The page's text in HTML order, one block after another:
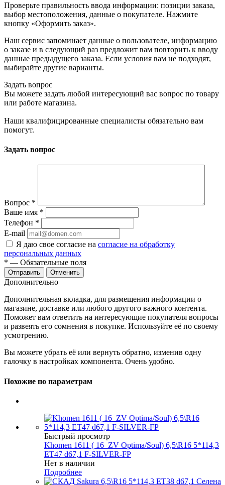
Проверьте правильность ввода информации: позиции заказа,
выбор местоположения, данные о покупателе. Нажмите
кнопку «Оформить заказ».
Наш сервис запоминает данные о пользователе, информацию
о заказе и в следующий раз предложит вам повторить к вводу
данные предыдущего заказа. Если условия вам не подходят,
выбирайте другие варианты.
Задать вопрос
Вы можете задать любой интересующий вас вопрос по товару
или работе магазина.
Наши квалифицированные специалисты обязательно вам
помогут.
Задать вопрос
Вопрос *
Ваше имя *
Телефон *
E-mail
Я даю свое согласие на согласие на обработку
персональных данных
* — Обязательные поля
Отменить
Дополнительно
Дополнительная вкладка, для размещения информации о
магазине, доставке или любого другого важного контента.
Поможет вам ответить на интересующие покупателя вопросы
и развеять его сомнения в покупке. Используйте её по своему
усмотрению.
Вы можете убрать её или вернуть обратно, изменив одну
галочку в настройках компонента. Очень удобно.
Похожие по параметрам
Быстрый просмотр
Khomen 1611 ( 16_ZV Optima/Soul) 6,5\R16 5*114,3
ET47 d67,1 F-SILVER-FP
Нет в наличии
Подробнее